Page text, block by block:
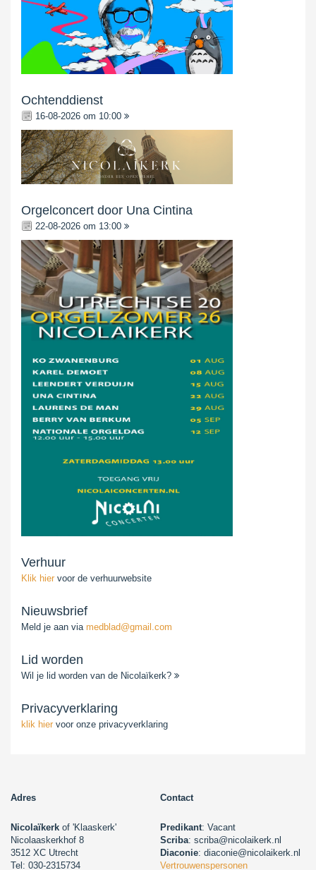
Ochtenddienst
16-08-2026 om 10:00
Orgelconcert door Una Cintina
22-08-2026 om 13:00
Verhuur
Klik hier voor de verhuurwebsite
Nieuwsbrief
Meld je aan via medblad@gmail.com
Lid worden
Wil je lid worden van de Nicolaïkerk?
Privacyverklaring
klik hier voor onze privacyverklaring
Adres Contact
Nicolaïkerk of 'Klaaskerk'
Nicolaaskerkhof 8
3512 XC Utrecht
Tel: 030-2315734
Predikant: Vacant
Scriba: scriba@nicolaikerk.nl
Diaconie: diaconie@nicolaikerk.nl
Vertrouwenspersonen